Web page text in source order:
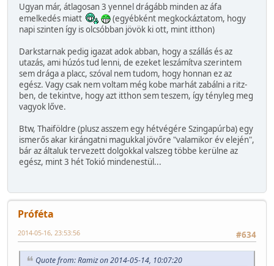
Ugyan már, átlagosan 3 yennel drágább minden az áfa
emelkedés miatt
(egyébként megkockáztatom, hogy
napi szinten így is olcsóbban jövök ki ott, mint itthon)
Darkstarnak pedig igazat adok abban, hogy a szállás és az
utazás, ami húzós tud lenni, de ezeket leszámítva szerintem
sem drága a placc, szóval nem tudom, hogy honnan ez az
egész. Vagy csak nem voltam még kobe marhát zabálni a ritz-
ben, de tekintve, hogy azt itthon sem teszem, így tényleg meg
vagyok lőve.
Btw, Thaiföldre (plusz asszem egy hétvégére Szingapúrba) egy
ismerős akar kirángatni magukkal jövőre "valamikor év elején",
bár az általuk tervezett dolgokkal valszeg többe kerülne az
egész, mint 3 hét Tokió mindenestül...
Próféta
#634
2014-05-16, 23:53:56
Quote from: Ramiz on 2014-05-14, 10:07:20